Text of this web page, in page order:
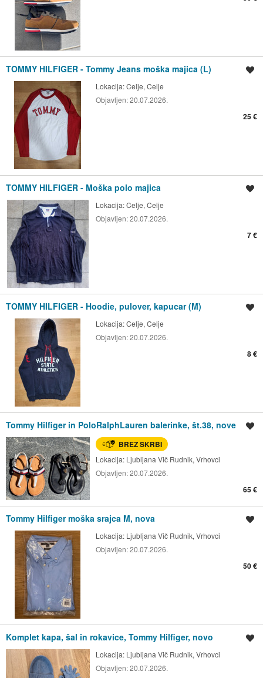
TOMMY HILFIGER - Tommy Jeans moška majica (L)
Lokacija:Celje, Celje
Objavljen:20.07.2026.
25 €
TOMMY HILFIGER - Moška polo majica
Lokacija:Celje, Celje
Objavljen:20.07.2026.
7 €
TOMMY HILFIGER - Hoodie, pulover, kapucar (M)
Lokacija:Celje, Celje
Objavljen:20.07.2026.
8 €
Tommy Hilfiger in PoloRalphLauren balerinke, št.38, nove
BREZ SKRBI
Lokacija: Ljubljana Vič Rudnik, Vrhovci
Objavljen:20.07.2026.
65 €
Tommy Hilfiger moška srajca M, nova
Lokacija: Ljubljana Vič Rudnik, Vrhovci
Objavljen:20.07.2026.
50 €
Komplet kapa, šal in rokavice, Tommy Hilfiger, novo
Lokacija: Ljubljana Vič Rudnik, Vrhovci
Objavljen:20.07.2026.